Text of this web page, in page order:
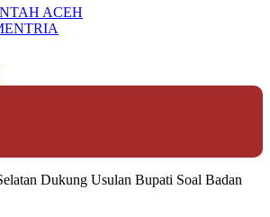
ACEH
Dukung Usulan Bupati Soal Badan